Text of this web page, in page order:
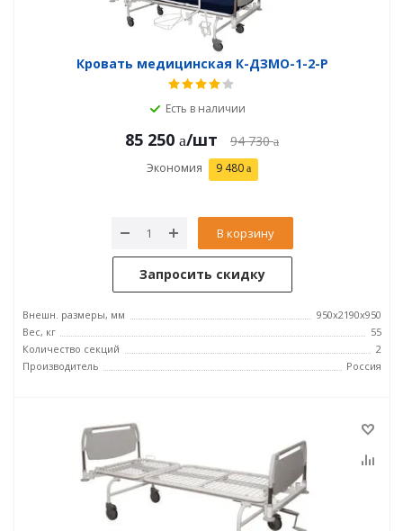
Кровать медицинская К-ДЗМО-1-2-Р
Есть в наличии
85 250 /шт 94 730
Экономия 9 480
В корзину
Запросить скидку
Внешн. размеры, мм
950x2190x950
Вес, кг
55
Количество секций
2
Производитель
Россия